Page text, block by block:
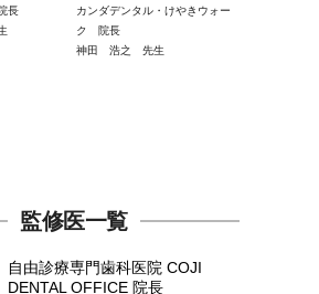
長
カンダデンタル・けやきウォー
ク 院長
神田 浩之 先生
監修医一覧
自由診療専門歯科医院 COJI
DENTAL OFFICE 院長